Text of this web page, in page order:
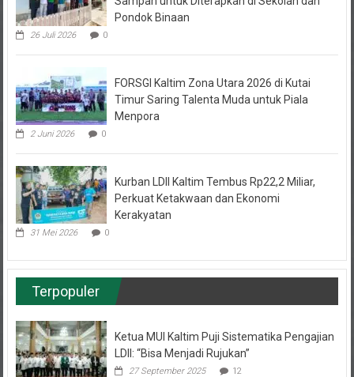
26 Juli 2026 0
Timur Saring Talenta Muda untuk Piala
Menpora
2 Juni 2026 0
Perkuat Ketakwaan dan Ekonomi
Kerakyatan
31 Mei 2026 0
Terpopuler
LDII: “Bisa Menjadi Rujukan”
27 September 2025 12